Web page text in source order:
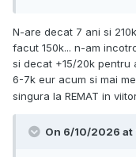
N-are decat 7 ani si
facut 150k... n-am
si decat +15/20k pentru
6-7k eur acum si mai
singura la REMAT in
On 6/10/2026 at